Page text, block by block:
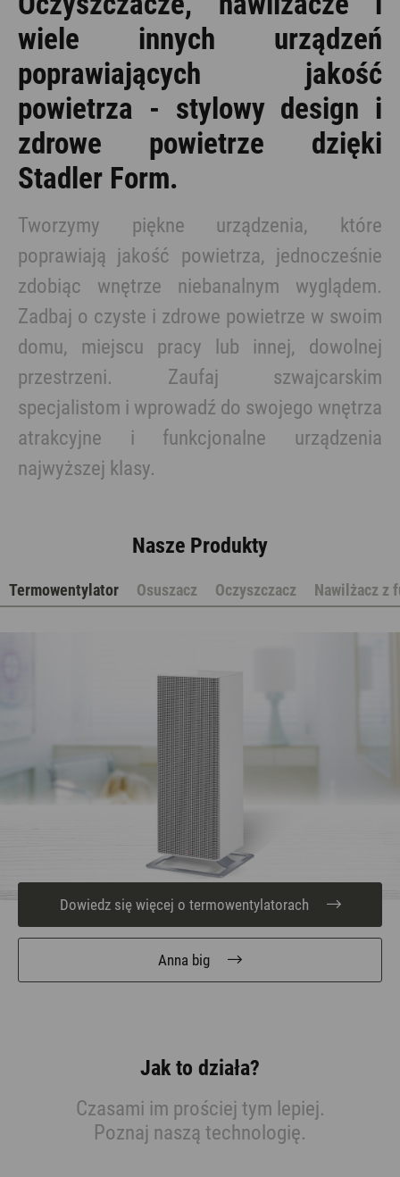
wiele innych urządzeń
poprawiających jakość
powietrza - stylowy design i
zdrowe powietrze dzięki
Stadler Form.
Tworzymy piękne urządzenia, które
poprawiają jakość powietrza, jednocześnie
zdobiąc wnętrze niebanalnym wyglądem.
Zadbaj o czyste i zdrowe powietrze w swoim
domu, miejscu pracy lub innej, dowolnej
przestrzeni. Zaufaj szwajcarskim
specjalistom i wprowadź do swojego wnętrza
atrakcyjne i funkcjonalne urządzenia
najwyższej klasy.
Nasze Produkty
Termowentylator Osuszacz Oczyszczacz Nawilżacz z
Dowiedz się więcej o termowentylatorach
Anna big
Jak to działa?
Czasami im prościej tym lepiej.
Poznaj naszą technologię.